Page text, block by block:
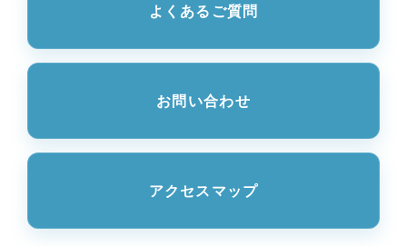
よくあるご質問
お問い合わせ
アクセスマップ